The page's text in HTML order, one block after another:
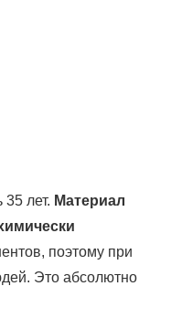
лет. Материал
поэтому при
Это абсолютно